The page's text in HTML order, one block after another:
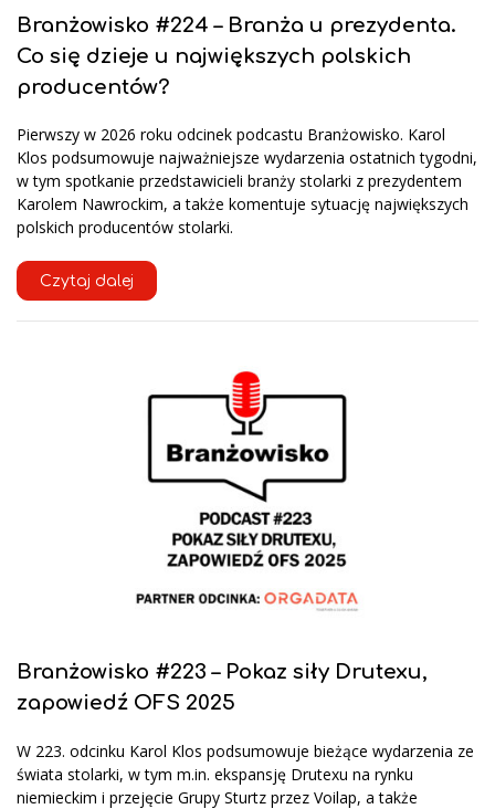
Branżowisko #224 – Branża u prezydenta.
Co się dzieje u największych polskich
producentów?
Pierwszy w 2026 roku odcinek podcastu Branżowisko. Karol
Klos podsumowuje najważniejsze wydarzenia ostatnich tygodni,
w tym spotkanie przedstawicieli branży stolarki z prezydentem
Karolem Nawrockim, a także komentuje sytuację największych
polskich producentów stolarki.
Czytaj dalej
Branżowisko #223 – Pokaz siły Drutexu,
zapowiedź OFS 2025
W 223. odcinku Karol Klos podsumowuje bieżące wydarzenia ze
świata stolarki, w tym m.in. ekspansję Drutexu na rynku
niemieckim i przejęcie Grupy Sturtz przez Voilap, a także